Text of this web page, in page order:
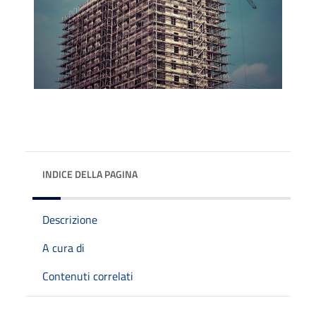
INDICE DELLA PAGINA
Descrizione
A cura di
Contenuti correlati